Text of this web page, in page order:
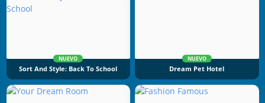
NUEVO
Sort And Style: Back To School
NUEVO
Dream Pet Hotel